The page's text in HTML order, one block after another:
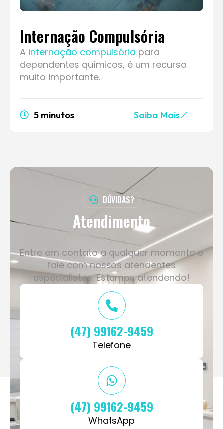
Internação Compulsória
A internação compulsória para
dependentes químicos, é um recurso
muito importante.
5 minutos Saiba Mais
DÚVIDAS?
Atendimentoininterrupto
Entre em contato a qualquer momento e
fale com nossos atendentes
especialistas. Estamos atendendo!
(47) 99162-9459
Telefone
(47) 99162-9459
WhatsApp